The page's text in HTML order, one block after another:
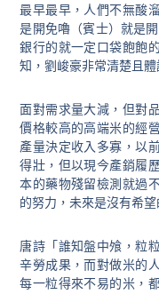
最早最早，人們不無酸
是開免嚕（賓士）就是
銀行的就一定口袋飽飽
知，劉峻豪非常清楚且
面對需求量大減，但對
價格較高的高端米的經
產量決定收入多寡，以
得壯，但以現今產銷履
本的藥物殘留檢測就過
的努力，未來是沒有希望
唐詩「誰知盤中飧，粒
辛勞成果，而對做米的
每一粒得來不易的米，